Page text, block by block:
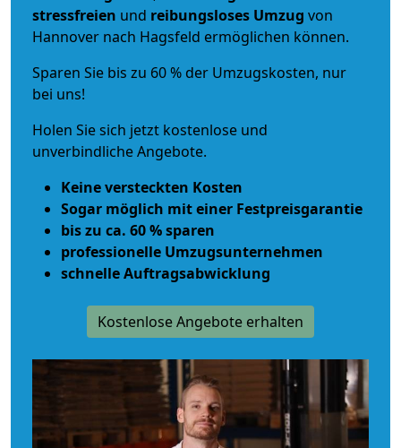
stressfreien und reibungsloses Umzug von
Hannover nach Hagsfeld ermöglichen können.
Sparen Sie bis zu 60 % der Umzugskosten, nur
bei uns!
Holen Sie sich jetzt kostenlose und
unverbindliche Angebote.
Keine versteckten Kosten
Sogar möglich mit einer Festpreisgarantie
bis zu ca. 60 % sparen
professionelle Umzugsunternehmen
schnelle Auftragsabwicklung
Kostenlose Angebote erhalten